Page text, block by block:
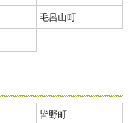
毛呂山町
皆野町